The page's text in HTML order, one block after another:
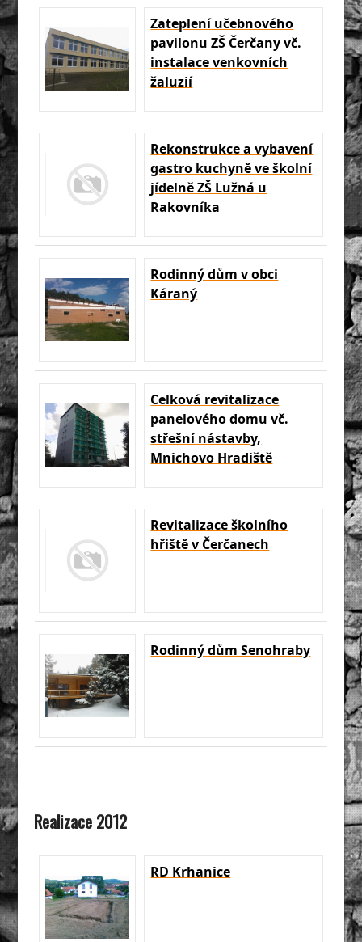
Zateplení učebnového
pavilonu ZŠ Čerčany vč.
instalace venkovních
žaluzií
Rekonstrukce a vybavení
gastro kuchyně ve školní
jídelně ZŠ Lužná u
Rakovníka
Rodinný dům v obci
Káraný
Celková revitalizace
panelového domu vč.
střešní nástavby,
Mnichovo Hradiště
Revitalizace školního
hřiště v Čerčanech
Rodinný dům Senohraby
Realizace 2012
RD Krhanice